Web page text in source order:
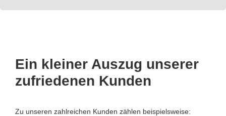
Ein kleiner Auszug unserer
zufriedenen Kunden
Zu unseren zahlreichen Kunden zählen beispielsweise: